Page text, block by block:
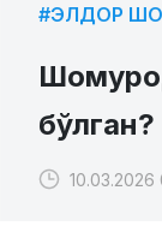
#ЭЛДОР
бўлган?
10.03.2026